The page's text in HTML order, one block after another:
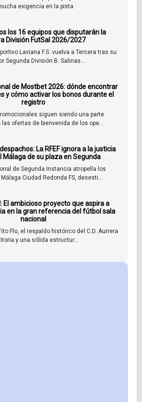
exigencia en la pista
los 16 equipos que disputarán la
División FutSal 2026/2027
Laviana F.S. vuelva a Tercera tras su
Segunda División B. Salinas...
de Mostbet 2026: dónde encontrar
y cómo activar los bonos durante el
registro
siguen siendo una parte
ofertas de bienvenida de los ope...
La RFEF ignora a la justicia
Málaga de su plaza en Segunda
de Segunda Instancia atropella los
Ciudad Redonda FS, desesti...
El ambicioso proyecto que aspira a
en la gran referencia del fútbol sala
nacional
Flo, el respaldo histórico del C.D. Aurrera
y una sólida estructur...